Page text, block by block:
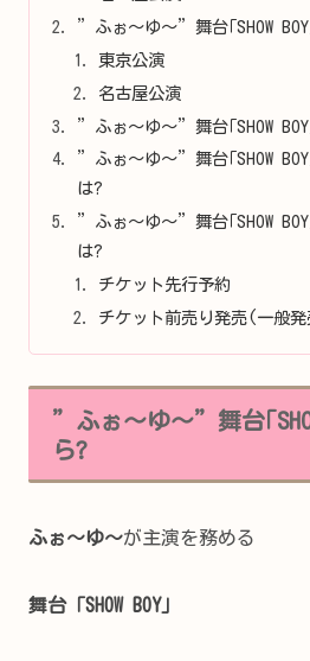
”ふぉ～ゆ～”舞台｢SHOW
東京公演
名古屋公演
”ふぉ～ゆ～”舞台｢SHOW
”ふぉ～ゆ～”舞台｢SHOW
は?
”ふぉ～ゆ～”舞台｢SHOW
は?
チケット先行予約
チケット前売り発売(一般発
”ふぉ～ゆ～”舞台｢
ら?
ふぉ～ゆ～が主演を務める
舞台「SHOW BOY」